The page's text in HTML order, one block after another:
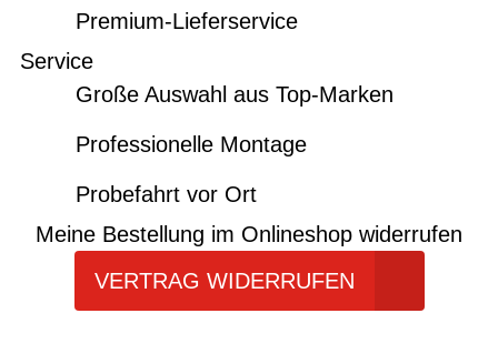
Premium-Lieferservice
Service
Große Auswahl aus Top-Marken
Professionelle Montage
Probefahrt vor Ort
Meine Bestellung im Onlineshop widerrufen
VERTRAG WIDERRUFEN